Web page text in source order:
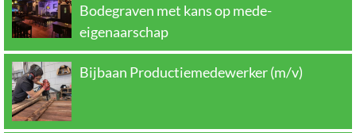
Bodegraven met kans op mede-
eigenaarschap
Bijbaan Productiemedewerker (m/v)